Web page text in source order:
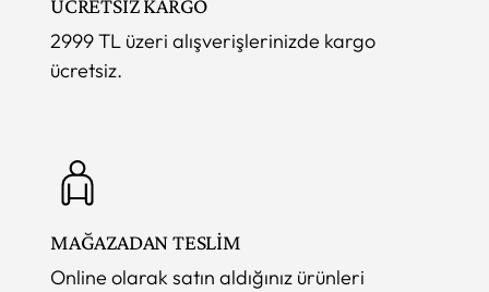
ÜCRETSİZ KARGO
2999 TL üzeri alışverişlerinizde kargo
ücretsiz.
MAĞAZADAN TESLİM
Online olarak satın aldığınız ürünleri